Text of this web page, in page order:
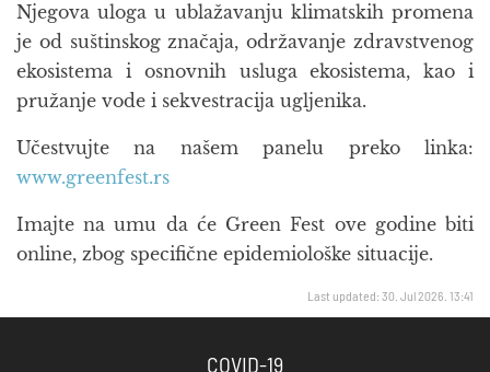
Njegova uloga u ublažavanju klimatskih promena
je od suštinskog značaja, održavanje zdravstvenog
ekosistema i osnovnih usluga ekosistema, kao i
pružanje vode i sekvestracija ugljenika.
Učestvujte na našem panelu preko linka:
www.greenfest.rs
Imajte na umu da će Green Fest ove godine biti
online, zbog specifične epidemiološke situacije.
Last updated: 30. Jul 2026. 13:41
COVID-19